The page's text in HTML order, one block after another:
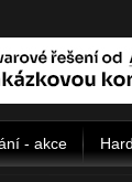
- akce